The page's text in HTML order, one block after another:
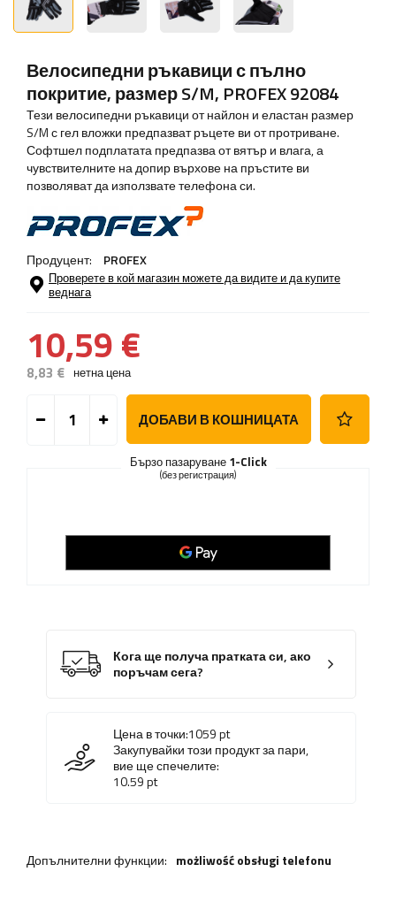
Велосипедни ръкавици с пълно
покритие, размер S/M, PROFEX 92084
Тези велосипедни ръкавици от найлон и еластан размер
S/M с гел вложки предпазват ръцете ви от протриване.
Софтшел подплатата предпазва от вятър и влага, а
чувствителните на допир върхове на пръстите ви
позволяват да използвате телефона си.
Продуцент: PROFEX
Проверете в кой магазин можете да видите и да купите
веднага
10,59 €
8,83 € нетна цена
ДОБАВИ В КОШНИЦАТА
Бързо пазаруване 1-Click
(без регистрация)
Кога ще получа пратката си, ако
поръчам сега?
Цена в точки:1059pt
Закупувайки този продукт за пари,
вие ще спечелите:
10.59pt
Допълнителни функции: możliwość obsługi telefonu